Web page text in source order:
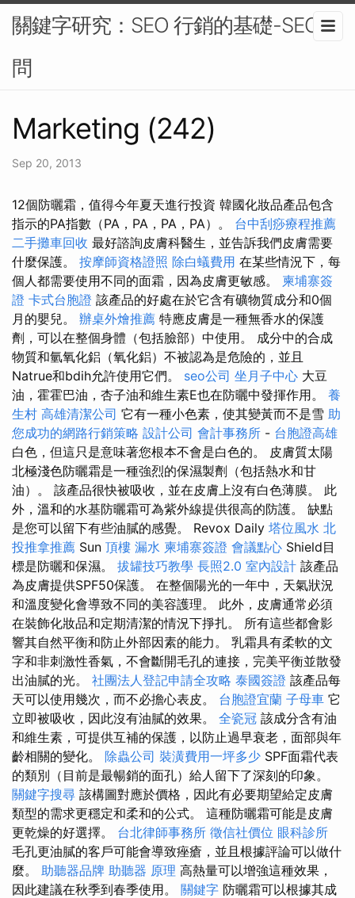
關鍵字研究：SEO 行銷的基礎-SEO顧
問
Marketing (242)
Sep 20, 2013
12個防曬霜，值得今年夏天進行投資 韓國化妝品產品包含
指示的PA指數（PA，PA，PA，PA）。 台中刮痧療程推薦
二手攤車回收 最好諮詢皮膚科醫生，並告訴我們皮膚需要
什麼保護。 按摩師資格證照 除白蟻費用 在某些情況下，每
個人都需要使用不同的面霜，因為皮膚更敏感。 柬埔寨簽
證 卡式台胞證 該產品的好處在於它含有礦物質成分和0個
月的嬰兒。 辦桌外燴推薦 特應皮膚是一種無香水的保護
劑，可以在整個身體（包括臉部）中使用。 成分中的合成
物質和氫氧化鋁（氧化鋁）不被認為是危險的，並且
Natrue和bdih允許使用它們。 seo公司 坐月子中心 大豆
油，霍霍巴油，杏子油和維生素E也在防曬中發揮作用。 養
生村 高雄清潔公司 它有一種小色素，使其變黃而不是雪 助
您成功的網路行銷策略 設計公司 會計事務所 - 台胞證高雄
白色，但這只是意味著您根本不會是白色的。 皮膚質太陽
北極淺色防曬霜是一種強烈的保濕製劑（包括熱水和甘
油）。 該產品很快被吸收，並在皮膚上沒有白色薄膜。 此
外，溫和的水基防曬霜可為紫外線提供很高的防護。 缺點
是您可以留下有些油膩的感覺。 Revox Daily 塔位風水 北
投推拿推薦 Sun 頂樓 漏水 柬埔寨簽證 會議點心 Shield目
標是防曬和保濕。 拔罐技巧教學 長照2.0 室內設計 該產品
為皮膚提供SPF50保護。 在整個陽光的一年中，天氣狀況
和溫度變化會導致不同的美容護理。 此外，皮膚通常必須
在裝飾化妝品和定期清潔的情況下掙扎。 所有這些都會影
響其自然平衡和防止外部因素的能力。 乳霜具有柔軟的文
字和非刺激性香氣，不會斷開毛孔的連接，完美平衡並散發
出油膩的光。 社團法人登記申請全攻略 泰國簽證 該產品每
天可以使用幾次，而不必擔心表皮。 台胞證宜蘭 子母車 它
立即被吸收，因此沒有油膩的效果。 全瓷冠 該成分含有油
和維生素，可提供互補的保護，以防止過早衰老，面部與年
齡相關的變化。 除蟲公司 裝潢費用一坪多少 SPF面霜代表
的類別（目前是最暢銷的面孔）給人留下了深刻的印象。
關鍵字搜尋 該構圖對應於價格，因此有必要期望給定皮膚
類型的需求更穩定和柔和的公式。 這種防曬霜可能是皮膚
更乾燥的好選擇。 台北律師事務所 徵信社價位 眼科診所
毛孔更油膩的客戶可能會導致痤瘡，並且根據評論可以做什
麼。 助聽器品牌 助聽器 原理 高熱量可以增強這種效果，
因此建議在秋季到春季使用。 關鍵字 防曬霜可以根據其成